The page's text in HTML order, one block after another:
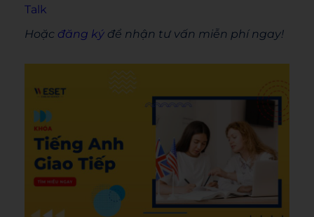
Talk
Hoặc đăng ký để nhận tư vấn miễn phí ngay!